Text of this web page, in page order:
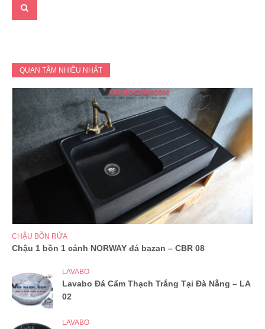
QUAN TÂM NHIỀU NHẤT
CHẬU BỒN RỬA
Chậu 1 bồn 1 cánh NORWAY đá bazan – CBR 08
LAVABO
Lavabo Đá Cẩm Thạch Trắng Tại Đà Nẵng – LA
02
LAVABO